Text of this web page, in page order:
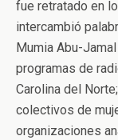
fue retratado en
intercambió
Mumia Abu-
programas de
Carolina del
colectivos de
organizaciones